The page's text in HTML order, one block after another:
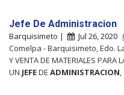
Jefe De Administracion
Barquisimeto | Jul 26, 2020
Comelpa - Barquisimeto, Edo.
Y VENTA DE MATERIALES PARA
UN JEFEDE ADMINISTRACION